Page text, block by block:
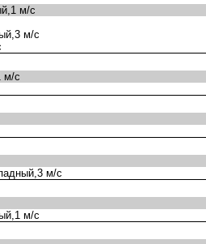
м/с
м/с
м/с
м/с
м/с